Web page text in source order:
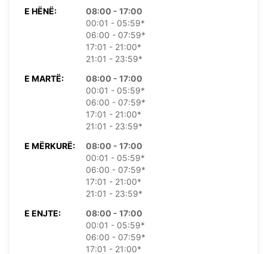
E HËNË:
08:00 - 17:00
00:01 - 05:59*
06:00 - 07:59*
17:01 - 21:00*
21:01 - 23:59*
E MARTË:
08:00 - 17:00
00:01 - 05:59*
06:00 - 07:59*
17:01 - 21:00*
21:01 - 23:59*
E MËRKURË:
08:00 - 17:00
00:01 - 05:59*
06:00 - 07:59*
17:01 - 21:00*
21:01 - 23:59*
E ENJTE:
08:00 - 17:00
00:01 - 05:59*
06:00 - 07:59*
17:01 - 21:00*